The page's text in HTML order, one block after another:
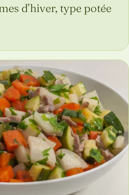
d’hiver, type potée